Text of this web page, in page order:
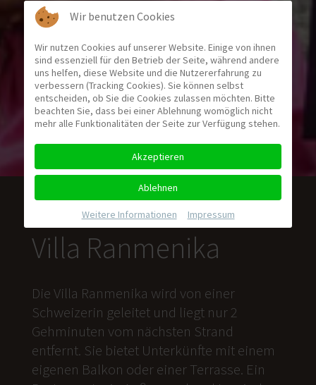
Villa Ranmenika
Die Villa Ranmenika wird von einer
Schweizerin geleitet und liegt nur 2
Gehminuten vom nächsten Strand
entfernt. Sie bietet Unterkünfte mit einem
eigenen Balkon oder einer Terrasse. Ein
Wir benutzen Cookies
Wir nutzen Cookies auf unserer Website. Einige von ihnen
sind essenziell für den Betrieb der Seite, während andere
uns helfen, diese Website und die Nutzererfahrung zu
verbessern (Tracking Cookies). Sie können selbst
entscheiden, ob Sie die Cookies zulassen möchten. Bitte
beachten Sie, dass bei einer Ablehnung womöglich nicht
mehr alle Funktionalitäten der Seite zur Verfügung stehen.
Akzeptieren
Ablehnen
Weitere Informationen Impressum